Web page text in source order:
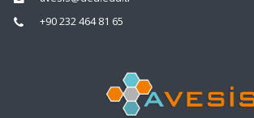
+90 232 464 81 65